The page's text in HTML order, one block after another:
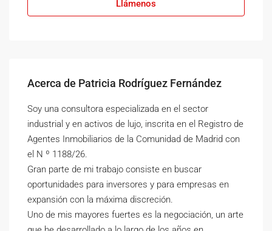
Llámenos
Acerca de Patricia Rodríguez Fernández
Soy una consultora especializada en el sector
industrial y en activos de lujo, inscrita en el Registro de
Agentes Inmobiliarios de la Comunidad de Madrid con
el N º 1188/26.
Gran parte de mi trabajo consiste en buscar
oportunidades para inversores y para empresas en
expansión con la máxima discreción.
Uno de mis mayores fuertes es la negociación, un arte